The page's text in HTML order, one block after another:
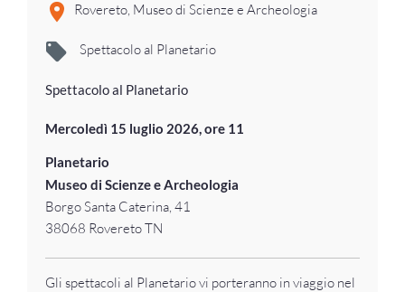
Rovereto, Museo di Scienze e Archeologia
Spettacolo al Planetario
Spettacolo al Planetario
Mercoledì 15 luglio 2026, ore 11
Planetario
Museo di Scienze e Archeologia
Borgo Santa Caterina, 41
38068 Rovereto TN
Gli spettacoli al Planetario vi porteranno in viaggio nel